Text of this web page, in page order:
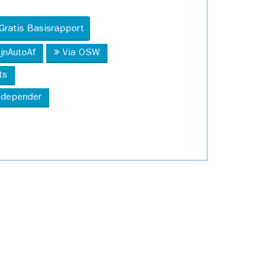
Basisrapport
Via OSW